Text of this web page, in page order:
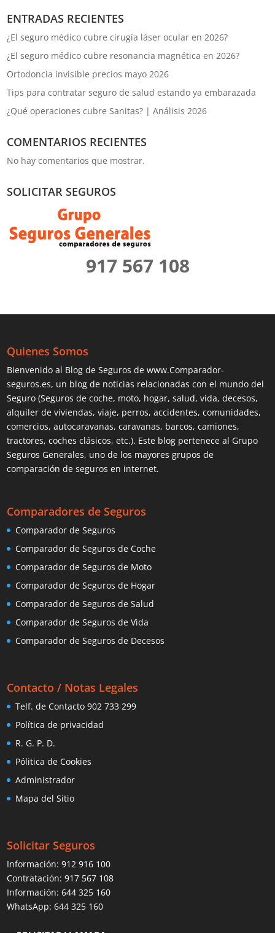
ENTRADAS RECIENTES
¿El seguro médico cubre cirugía láser ocular en 2026?
¿El seguro médico cubre resonancia magnética en 2026?
Ortodoncia invisible precios mayo 2026
Tips para contratar seguro de salud estando ya embarazada
¿Qué operaciones cubre Sanitas? | Análisis 2026
COMENTARIOS RECIENTES
No hay comentarios que mostrar.
SOLICITAR SEGUROS
917 567 108
Quienes Somos
Bienvenido al Blog de Seguros de www.Comparador-
seguros.es, un blog de noticias relacionadas con el mundo del
Seguro (Seguros de coche, moto, hogar, salud, vida, decesos,
alquiler de viviendas, viaje, perros, accidentes, comunidades,
comercios, autocaravanas, caravanas, barcos, camiones,
tractores, coches clásicos, etc.). Este blog pertenece al Grupo
Seguros Generales, uno de los mayores grupos de
comparación de seguros en internet.
Comparadores de Seguros
Comparador de Seguros
Comparador de Seguros de Coche
Comparador de Seguros de Moto
Comparador de Seguros de Hogar
Comparador de Seguros de Salud
Comparador de Seguros de Vida
Comparador de Seguros de Decesos
Contacto / Notas Legales
Telf. de Contacto 902 733 299
Política de privacidad
R. G. P. D.
Pólitica de Cookies
Administrador
Mapa del Sitio
Solicitar Seguros
Información:912 916 100
Contratación:917 567 108
Información:644 325 160
WhatsApp:644 325 160